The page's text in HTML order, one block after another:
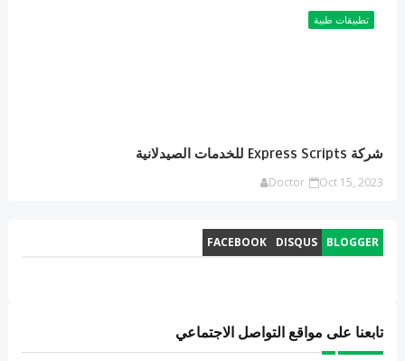
تطبيقات طبية
شركة Express Scripts للخدمات الصيدلانية
Doctor Oct 15, 2023
BLOGGER
DISQUS
FACEBOOK
تابعنا على مواقع التواصل الاجتماعي